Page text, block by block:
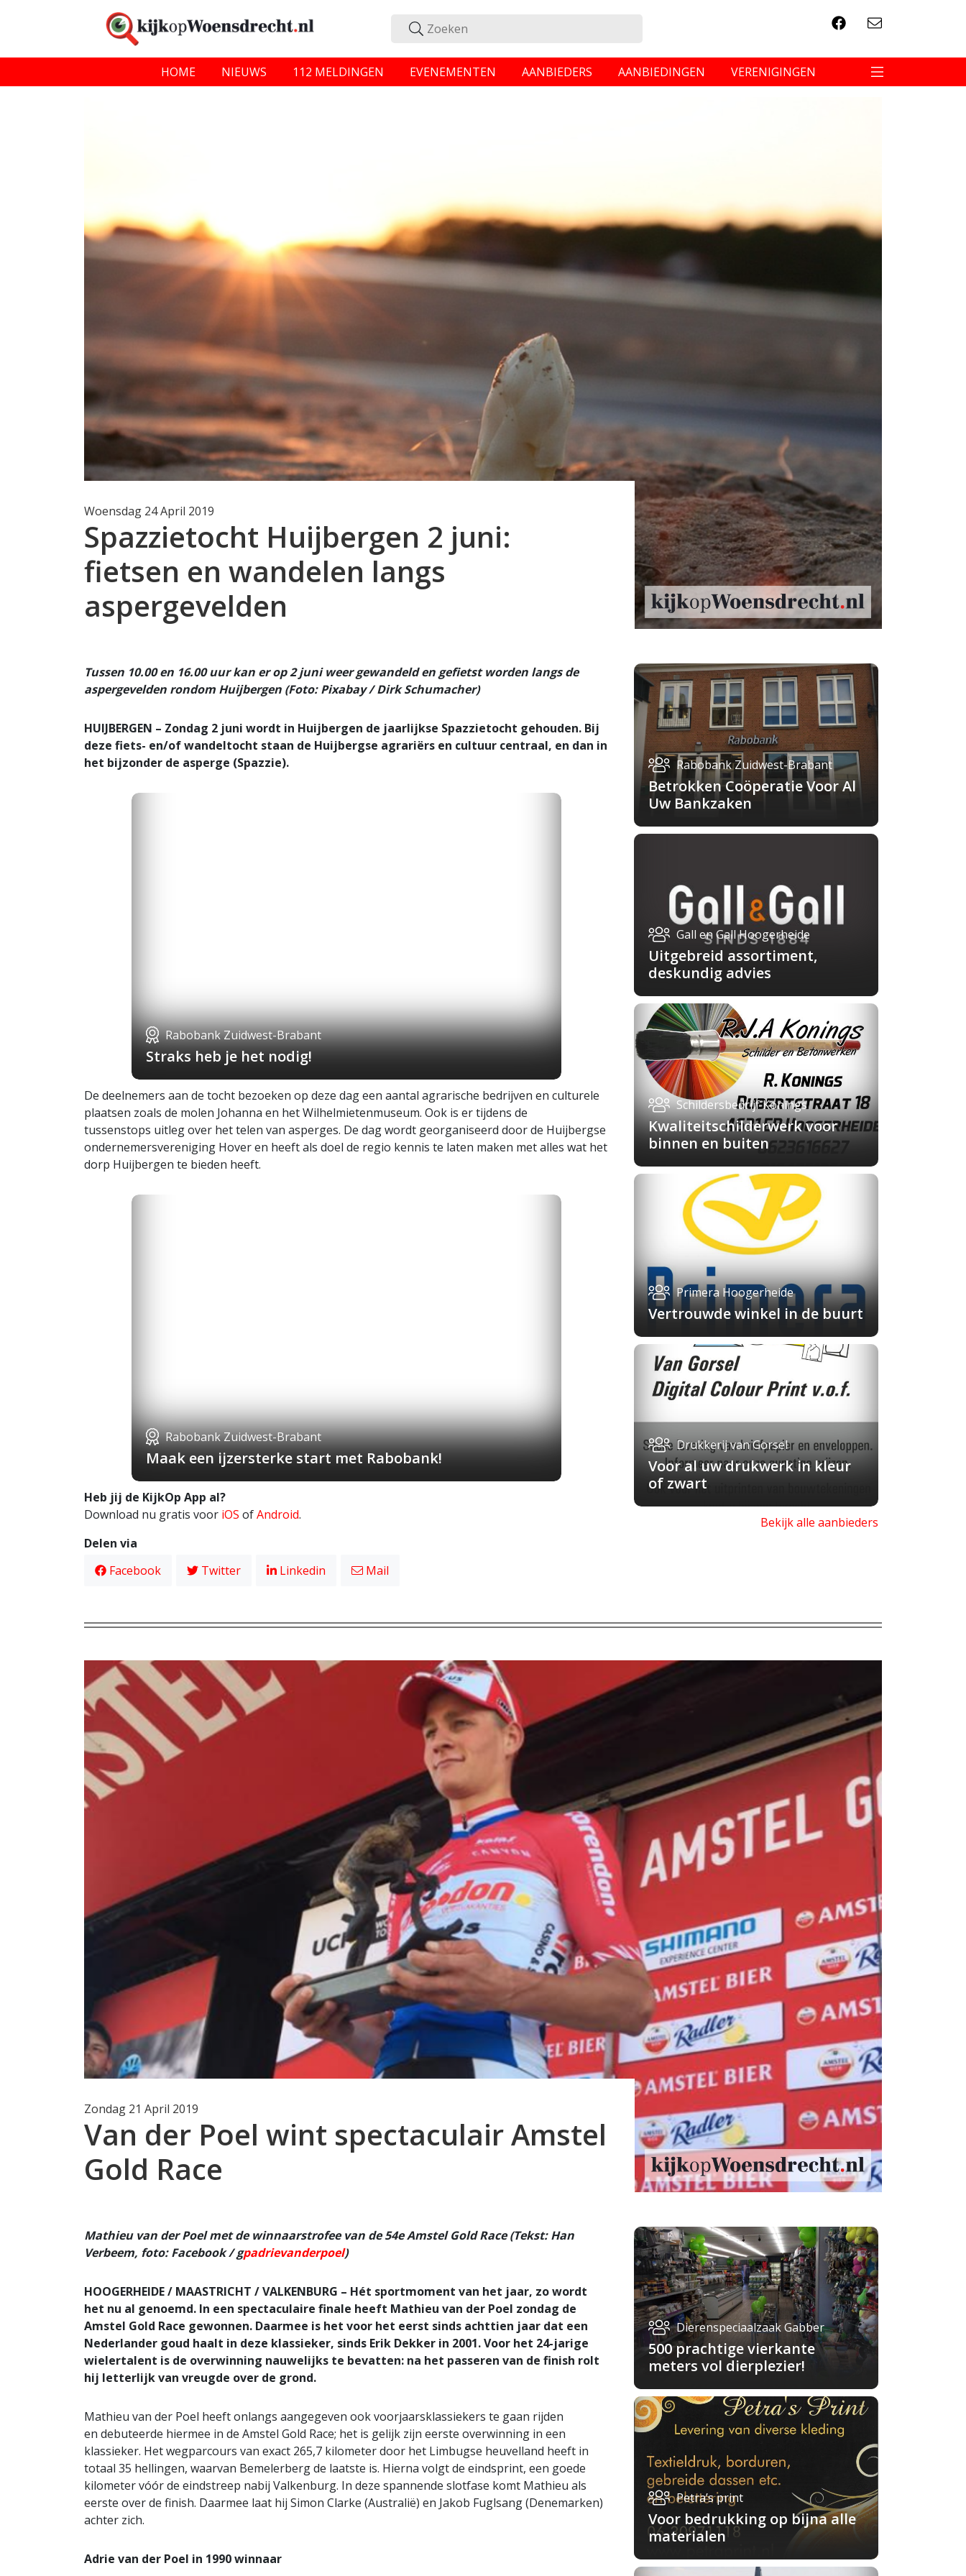
HOME NIEUWS 112 MELDINGEN EVENEMENTEN AANBIEDERS AANBIEDINGEN VERENIGINGEN
Woensdag 24 April 2019
Spazzietocht Huijbergen 2 juni:
fietsen en wandelen langs
aspergevelden
Tussen 10.00 en 16.00 uur kan er op 2 juni weer gewandeld en gefietst worden langs de
aspergevelden rondom Huijbergen (Foto: Pixabay / Dirk Schumacher)
HUIJBERGEN – Zondag 2 juni wordt in Huijbergen de jaarlijkse Spazzietocht gehouden. Bij
deze fiets- en/of wandeltocht staan de Huijbergse agrariërs en cultuur centraal, en dan in
het bijzonder de asperge (Spazzie).
Rabobank Zuidwest-Brabant
Straks heb je het nodig!
De deelnemers aan de tocht bezoeken op deze dag een aantal agrarische bedrijven en culturele
plaatsen zoals de molen Johanna en het Wilhelmietenmuseum. Ook is er tijdens de
tussenstops uitleg over het telen van asperges. De dag wordt georganiseerd door de Huijbergse
ondernemersvereniging Hover en heeft als doel de regio kennis te laten maken met alles wat het
dorp Huijbergen te bieden heeft.
Rabobank Zuidwest-Brabant
Maak een ijzersterke start met Rabobank!
Heb jij de KijkOp App al?
Download nu gratis voor iOS ofAndroid.
Delen via
Facebook
Twitter Linkedin Mail
Rabobank Zuidwest-Brabant
Betrokken Coöperatie Voor Al
Uw Bankzaken
Gall en Gall Hoogerheide
Uitgebreid assortiment,
deskundig advies
Schildersbedrijf Konings
Kwaliteitschilderwerk voor
binnen en buiten
Primera Hoogerheide
Vertrouwde winkel in de buurt
Drukkerij van Gorsel
Voor al uw drukwerk in kleur
of zwart
Bekijk alle aanbieders
Zondag 21 April 2019
Van der Poel wint spectaculair Amstel
Gold Race
Mathieu van der Poel met de winnaarstrofee van de 54e Amstel Gold Race (Tekst: Han
Verbeem, foto: Facebook / gpadrievanderpoel)
HOOGERHEIDE / MAASTRICHT / VALKENBURG – Hét sportmoment van het jaar, zo wordt
het nu al genoemd. In een spectaculaire finale heeft Mathieu van der Poel zondag de
Amstel Gold Race gewonnen. Daarmee is het voor het eerst sinds achttien jaar dat een
Nederlander goud haalt in deze klassieker, sinds Erik Dekker in 2001. Voor het 24-jarige
wielertalent is de overwinning nauwelijks te bevatten: na het passeren van de finish rolt
hij letterlijk van vreugde over de grond.
Mathieu van der Poel heeft onlangs aangegeven ook voorjaarsklassiekers te gaan rijden
en debuteerde hiermee in de Amstel Gold Race; het is gelijk zijn eerste overwinning in een
klassieker. Het wegparcours van exact 265,7 kilometer door het Limbugse heuvelland heeft in
totaal 35 hellingen, waarvan Bemelerberg de laatste is. Hierna volgt de eindsprint, een goede
kilometer vóór de eindstreep nabij Valkenburg. In deze spannende slotfase komt Mathieu als
eerste over de finish. Daarmee laat hij Simon Clarke (Australië) en Jakob Fuglsang (Denemarken)
achter zich.
Adrie van der Poel in 1990 winnaar
Dierenspeciaalzaak Gabber
500 prachtige vierkante
meters vol dierplezier!
Petra’s print
Voor bedrukking op bijna alle
materialen